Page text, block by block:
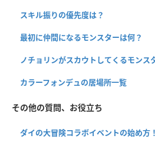
スキル振りの優先度は？
最初に仲間になるモンスターは何？
ノチョリンがスカウトしてくるモンス
カラーフォンデュの居場所一覧
その他の質問、お役立ち
ダイの大冒険コラボイベントの始め方！